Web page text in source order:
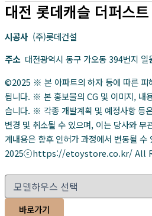
대전 롯데캐슬 더퍼스트
시공사 (주)롯데건설
주소대전광역시 동구 가오동 394번지 일
©2025 ※ 본 아파트의 하자 등에 따른 피
됩니다. ※ 본 홍보물의 CG 및 이미지, 내
습니다. ※ 각종 개발계획 및 예정사항 등
변경 및 취소될 수 있으며, 이는 당사와
계내용은 향후 인허가 과정에서 변동될
2025ⓒhttps://etoystore.co.kr/ All
바로가기